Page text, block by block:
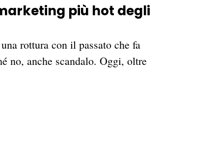
più hot degli
rottura con il passato che fa
no, anche scandalo. Oggi, oltre